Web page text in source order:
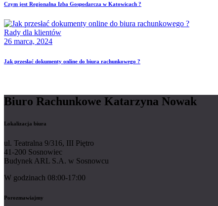
Czym jest Regionalna Izba Gospodarcza w Katowicach ?
Rady dla klientów
26 marca, 2024
Jak przesłać dokumenty online do biura rachunkowego ?
Biuro Rachunkowe Katarzyna Nowak
Lokalizacja biura
ul. Teatralna 9/316, III Piętro
41-200 Sosnowiec
Budynek ARL S.A. w Sosnowcu
W godzinach 08:00-17:00
Porozmawiajmy